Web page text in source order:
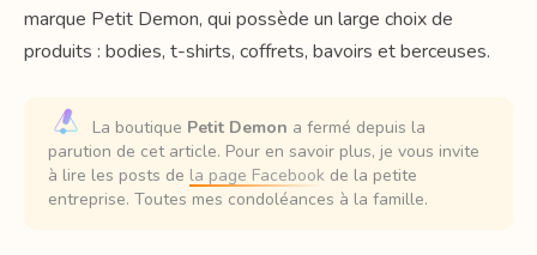
marque Petit Demon, qui possède un large choix de
produits : bodies, t-shirts, coffrets, bavoirs et berceuses.
La boutique Petit Demon a fermé depuis la
parution de cet article. Pour en savoir plus, je vous invite
à lire les posts de la page Facebook de la petite
entreprise. Toutes mes condoléances à la famille.